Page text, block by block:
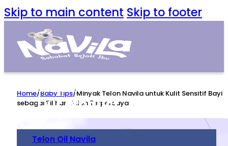
Skip to main content Skip to footer
Home
Our Product
Telon Oil Navila
Home/Baby Tips/Minyak Telon Navila untuk Kulit Sensitif Bayi
sebagai Pilihan Telon Terpercaya